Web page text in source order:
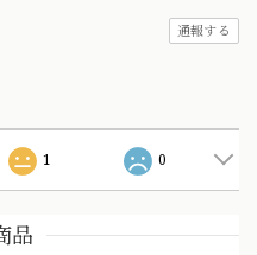
通報する
1 0
品